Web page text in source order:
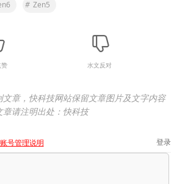
# Zen5
赞 水文反对
章，快科技网站保留文章图片及文字内容
请注明出处：快科技
号管理说明 登录